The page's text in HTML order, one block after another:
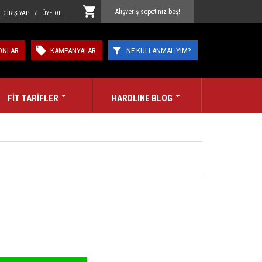
Alışveriş sepetiniz boş!
YAP / ÜYE OL
NE KULLANMALIYIM?
KAMPANYALAR
FİT TARİFLER HARDLINE BLOG